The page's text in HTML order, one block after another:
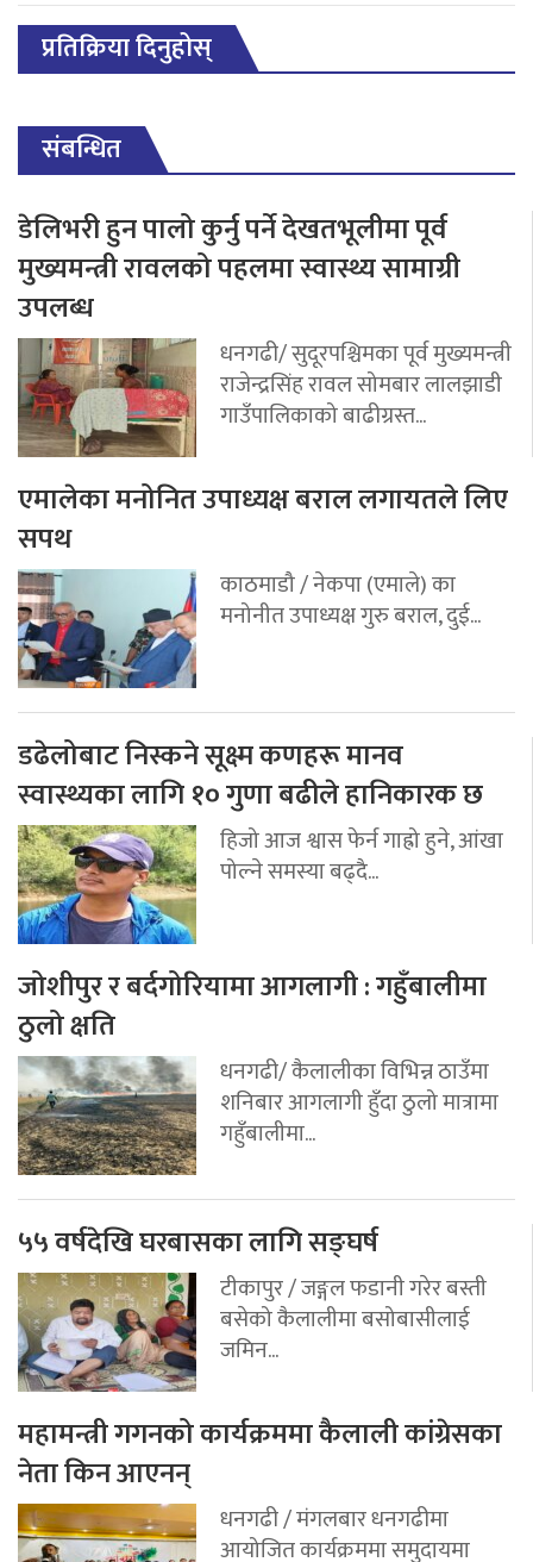
प्रतिक्रिया दिनुहोस्
संबन्धित
डेलिभरी हुन पालो कुर्नु पर्ने देखतभूलीमा पूर्व
मुख्यमन्त्री रावलको पहलमा स्वास्थ्य सामाग्री
उपलब्ध
धनगढी/ सुदूरपश्चिमका पूर्व मुख्यमन्त्री
राजेन्द्रसिंह रावल सोमबार लालझाडी
गाउँपालिकाको बाढीग्रस्त...
एमालेका मनोनित उपाध्यक्ष बराल लगायतले लिए
सपथ
काठमाडौ / नेकपा (एमाले) का
मनोनीत उपाध्यक्ष गुरु बराल, दुई...
डढेलोबाट निस्कने सूक्ष्म कणहरू मानव
स्वास्थ्यका लागि १० गुणा बढीले हानिकारक छ
हिजो आज श्वास फेर्न गाह्रो हुने, आंखा
पोल्ने समस्या बढ्दै...
जोशीपुर र बर्दगोरियामा आगलागी : गहुँबालीमा
ठुलो क्षति
धनगढी/ कैलालीका विभिन्न ठाउँमा
शनिबार आगलागी हुँदा ठुलो मात्रामा
गहुँबालीमा...
५५ वर्षदेखि घरबासका लागि सङ्घर्ष
टीकापुर / जङ्गल फडानी गरेर बस्ती
बसेको कैलालीमा बसोबासीलाई
जमिन...
महामन्त्री गगनको कार्यक्रममा कैलाली कांग्रेसका
नेता किन आएनन्
धनगढी / मंगलबार धनगढीमा
आयोजित कार्यक्रममा समुदायमा